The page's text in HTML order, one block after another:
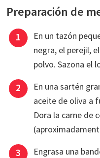
Preparación de
En un tazón
negra, el perejil,
polvo. Sazona el
En una sartén
aceite de oliva a
Dora la carne de
Engrasa una